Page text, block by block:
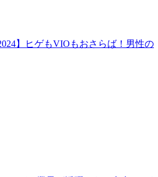
】ヒゲもVIOもおさらば！男性の